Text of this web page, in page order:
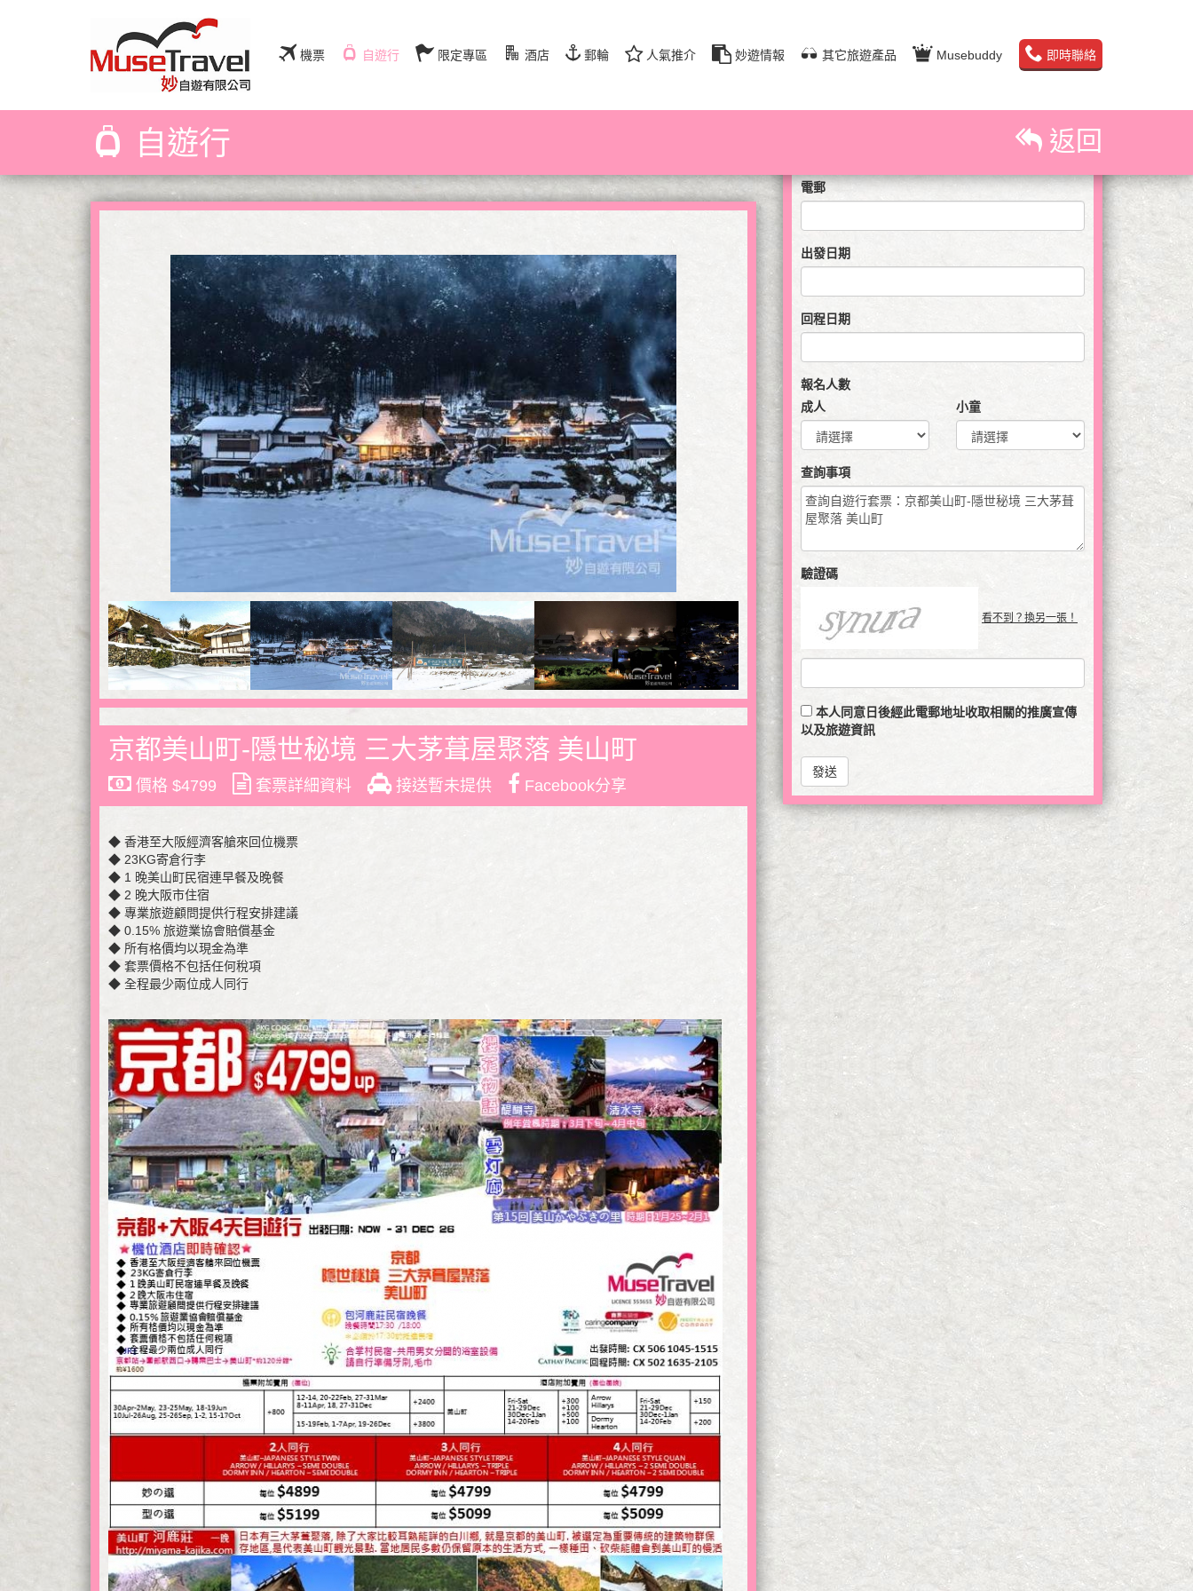
機票 自遊行 限定專區 酒店 郵輪 人氣推介 妙遊情報 其它旅遊產品 Musebuddy 即時聯絡
自遊行 返回
京都美山町-隱世秘境 三大茅葺屋聚落 美山町
價格 $4799 套票詳細資料 接送暫未提供 Facebook分享
◆ 香港至大阪經濟客艙來回位機票
◆ 23KG寄倉行李
◆ 1 晚美山町民宿連早餐及晚餐
◆ 2 晚大阪市住宿
◆ 專業旅遊顧問提供行程安排建議
◆ 0.15% 旅遊業協會賠償基金
◆ 所有格價均以現金為準
◆ 套票價格不包括任何稅項
◆ 全程最少兩位成人同行
姓名
電郵
出發日期
回程日期
報名人數
成人
小童
查詢事項
驗證碼
看不到？換另一張！
本人同意日後經此電郵地址收取相關的推廣宣傳
以及旅遊資訊
發送